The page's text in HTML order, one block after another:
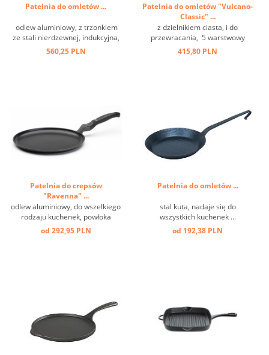
Patelnia do omletów ...
odlew aluminiowy, z trzonkiem
ze stali nierdzewnej, indukcyjna,
pokrycie przeciw przywieraniu ...
560,25 PLN
Patelnia do omletów "Vulcano-
Classic" ...
z dzielnikiem ciasta, i do
przewracania, 5 warstwowy
materiał, 3 krotne
zabezpieczenie przed
415,80 PLN
Patelnia do crepsów
"Ravenna" ...
odlew aluminiowy, do wszelkiego
rodzaju kuchenek, powłoka
przeciwprzywierająca ...
od 292,95 PLN
Patelnia do omletów ...
stal kuta, nadaje się do
wszystkich kuchenek ...
od 192,38 PLN